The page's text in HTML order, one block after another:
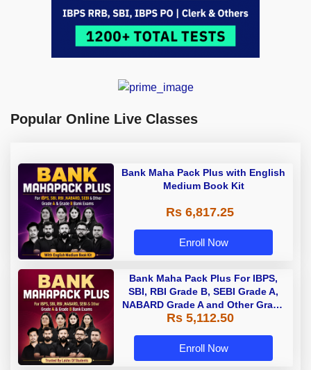
Popular Online Live Classes
Bank Maha Pack Plus with English
Medium Book Kit
Rs 6,817.25
Enroll Now
Bank Maha Pack Plus For IBPS,
SBI, RBI Grade B, SEBI Grade A,
NABARD Grade A and Other Grade
A & Grade B Bank Exams
Rs 5,112.50
Enroll Now